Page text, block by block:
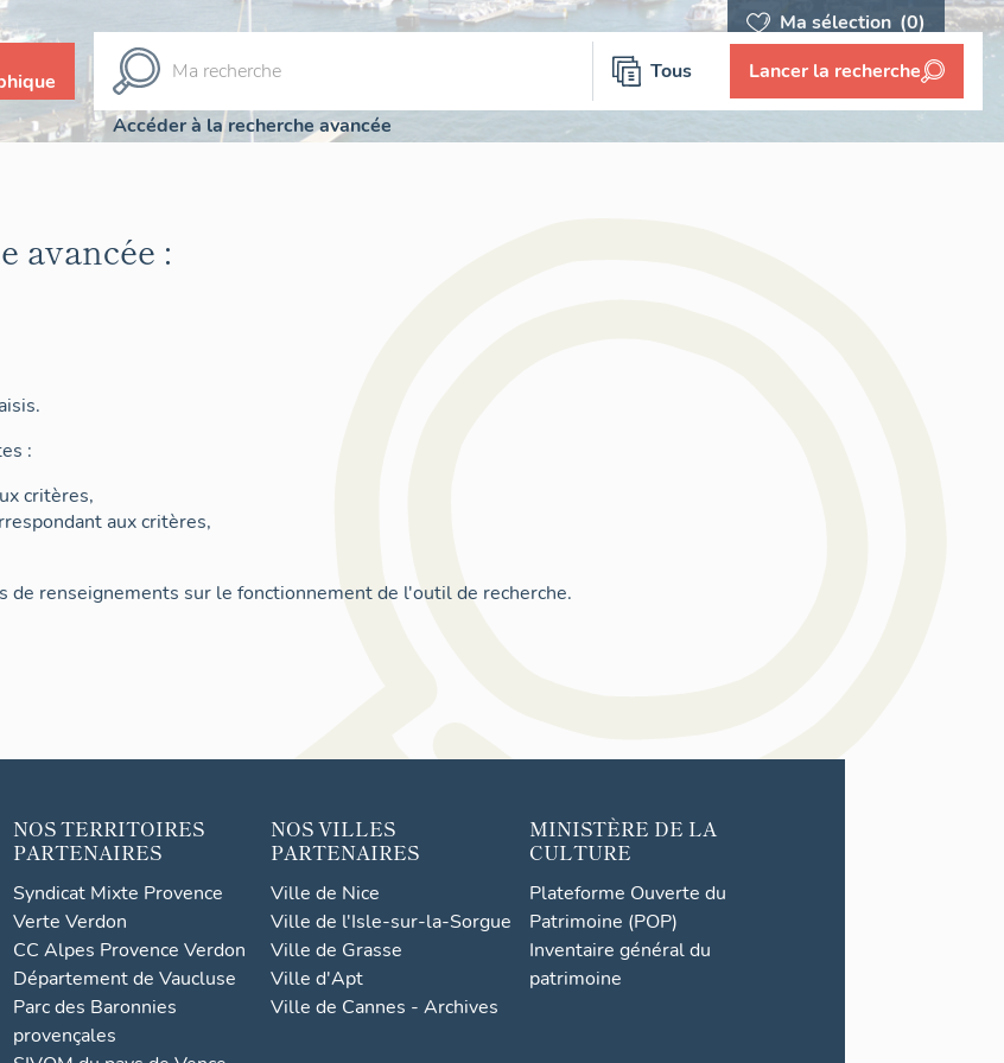
Ma sélection (0)
Tous Lancer la recherche
Accéder à la recherche avancée
avancée :
:
critères,
aux critères,
de renseignements sur le fonctionnement de l'outil de recherche.
NOS TERRITOIRES
PARTENAIRES
Syndicat Mixte Provence
Verte Verdon
CC Alpes Provence Verdon
Département de Vaucluse
Parc des Baronnies
provençales
NOS VILLES
PARTENAIRES
Ville de Nice
Ville de l'Isle-sur-la-Sorgue
Ville de Grasse
Ville d'Apt
Ville de Cannes - Archives
MINISTÈRE DE LA
CULTURE
Plateforme Ouverte du
Patrimoine (POP)
Inventaire général du
patrimoine